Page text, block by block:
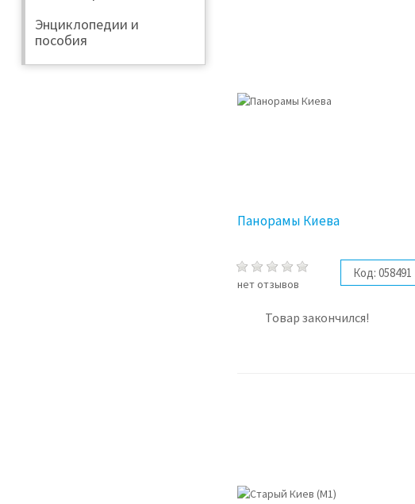
Энциклопедии и
пособия
Панорамы Киева
нет отзывов
Код: 058491
Товар закончился!